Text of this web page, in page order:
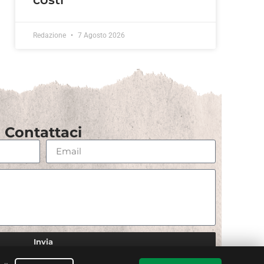
Redazione 7 Agosto 2026
Contattaci
Invia